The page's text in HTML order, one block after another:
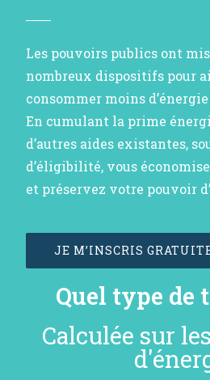
Les pouvoirs publics ont
nombreux dispositifs pour
consommer moins
En cumulant la prime
d’autres aides existantes,
d’éligibilité, vous
et préservez votre pouvoir
JE M’INSCRIS
Quel type de
Calculée sur